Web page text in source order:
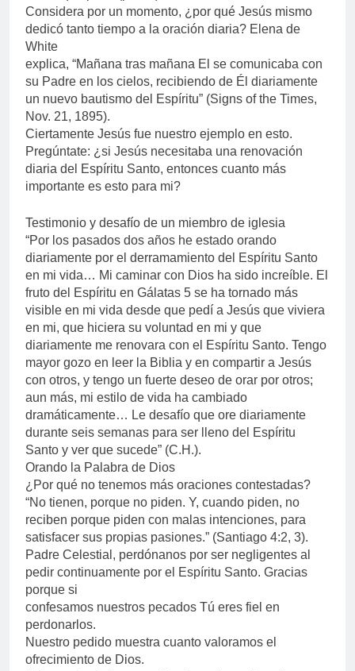
Considera por un momento, ¿por qué Jesús mismo
dedicó tanto tiempo a la oración diaria? Elena de
White
explica, “Mañana tras mañana El se comunicaba con
su Padre en los cielos, recibiendo de Él diariamente
un nuevo bautismo del Espíritu” (Signs of the Times,
Nov. 21, 1895).
Ciertamente Jesús fue nuestro ejemplo en esto.
Pregúntate: ¿si Jesús necesitaba una renovación
diaria del Espíritu Santo, entonces cuanto más
importante es esto para mi?
Testimonio y desafío de un miembro de iglesia
“Por los pasados dos años he estado orando
diariamente por el derramamiento del Espíritu Santo
en mi vida… Mi caminar con Dios ha sido increíble. El
fruto del Espíritu en Gálatas 5 se ha tornado más
visible en mi vida desde que pedí a Jesús que viviera
en mi, que hiciera su voluntad en mi y que
diariamente me renovara con el Espíritu Santo. Tengo
mayor gozo en leer la Biblia y en compartir a Jesús
con otros, y tengo un fuerte deseo de orar por otros;
aun más, mi estilo de vida ha cambiado
dramáticamente… Le desafío que ore diariamente
durante seis semanas para ser lleno del Espíritu
Santo y ver que sucede” (C.H.).
Orando la Palabra de Dios
¿Por qué no tenemos más oraciones contestadas?
“No tienen, porque no piden. Y, cuando piden, no
reciben porque piden con malas intenciones, para
satisfacer sus propias pasiones.” (Santiago 4:2, 3).
Padre Celestial, perdónanos por ser negligentes al
pedir continuamente por el Espíritu Santo. Gracias
porque si
confesamos nuestros pecados Tú eres fiel en
perdonarlos.
Nuestro pedido muestra cuanto valoramos el
ofrecimiento de Dios.